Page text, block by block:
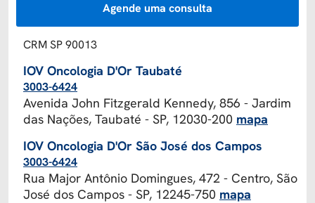
Agende uma consulta
CRM SP 90013
IOV Oncologia D'Or Taubaté
3003-6424
Avenida John Fitzgerald Kennedy, 856 - Jardim
das Nações, Taubaté - SP, 12030-200 mapa
IOV Oncologia D'Or São José dos Campos
3003-6424
Rua Major Antônio Domingues, 472 - Centro, São
José dos Campos - SP, 12245-750 mapa